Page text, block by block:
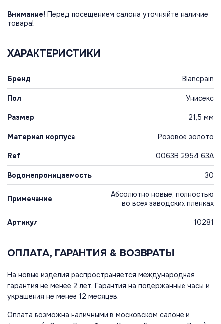
Внимание! Перед посещением салона уточняйте наличие
товара!
ХАРАКТЕРИСТИКИ
Бренд Blancpain
Пол Унисекс
Размер 21,5 мм
Материал корпуса Розовое золото
Ref 0063B 2954 63A
Водонепроницаемость 30
Примечание
Абсолютно новые, полностью
во всех заводских пленках
Артикул 10281
ОПЛАТА, ГАРАНТИЯ & ВОЗВРАТЫ
На новые изделия распространяется международная
гарантия не менее 2 лет. Гарантия на подержанные часы и
украшения не менее 12 месяцев.
Оплата возможна наличными в московском салоне и